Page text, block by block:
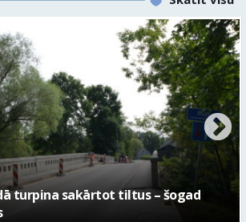
līdz laikmetīgās kultūras centram